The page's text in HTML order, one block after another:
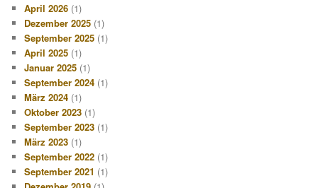
April 2026 (1)
Dezember 2025 (1)
September 2025 (1)
April 2025 (1)
Januar 2025 (1)
September 2024 (1)
März 2024 (1)
Oktober 2023 (1)
September 2023 (1)
März 2023 (1)
September 2022 (1)
September 2021 (1)